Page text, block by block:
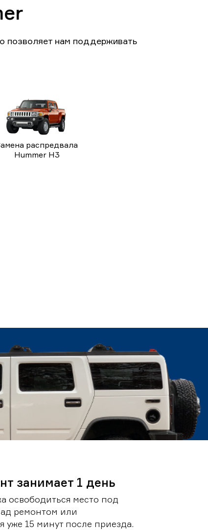
позволяет нам поддерживать
распредвала
Hummer H3
занимает 1 день
освободиться место под
ремонтом или
уже 15 минут после приезда.